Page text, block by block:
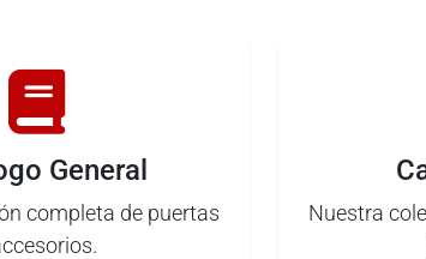
General
completa de puertas
Nuestra